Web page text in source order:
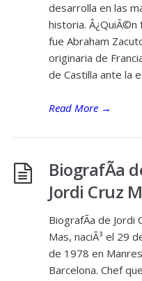
desarrolla en las
historia. Â¿QuiÃ©n
fue Abraham
originaria de
de Castilla ante la
Read More →
BiografÃ­a
Jordi Cruz
BiografÃ­a de Jordi
Mas, naciÃ³ el 29
de 1978 en
Barcelona. Chef que